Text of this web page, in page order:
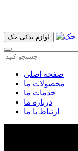
لوازم یدکی جک
صفحه اصلی
محصولات ما
خدمات ما
درباره ما
ارتباط با ما